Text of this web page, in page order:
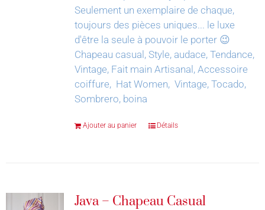
Seulement un exemplaire de chaque,
toujours des pièces uniques... le luxe
d'être la seule à pouvoir le porter 😉
Chapeau casual, Style, audace, Tendance,
Vintage, Fait main Artisanal, Accessoire
coiffure, Hat Women, Vintage, Tocado,
Sombrero, boina
Ajouter au panier Détails
Java – Chapeau Casual